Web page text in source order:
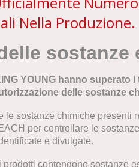
Nella Produzione.
sostanze
YOUNG hanno superato i
delle sostanze
le sostanze chimiche presenti
per controllare le
e divulgate.
prodotti contengono sostanze